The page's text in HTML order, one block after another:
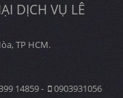
DỊCH VỤ LÊ
TP HCM.
14859 -
0903931056